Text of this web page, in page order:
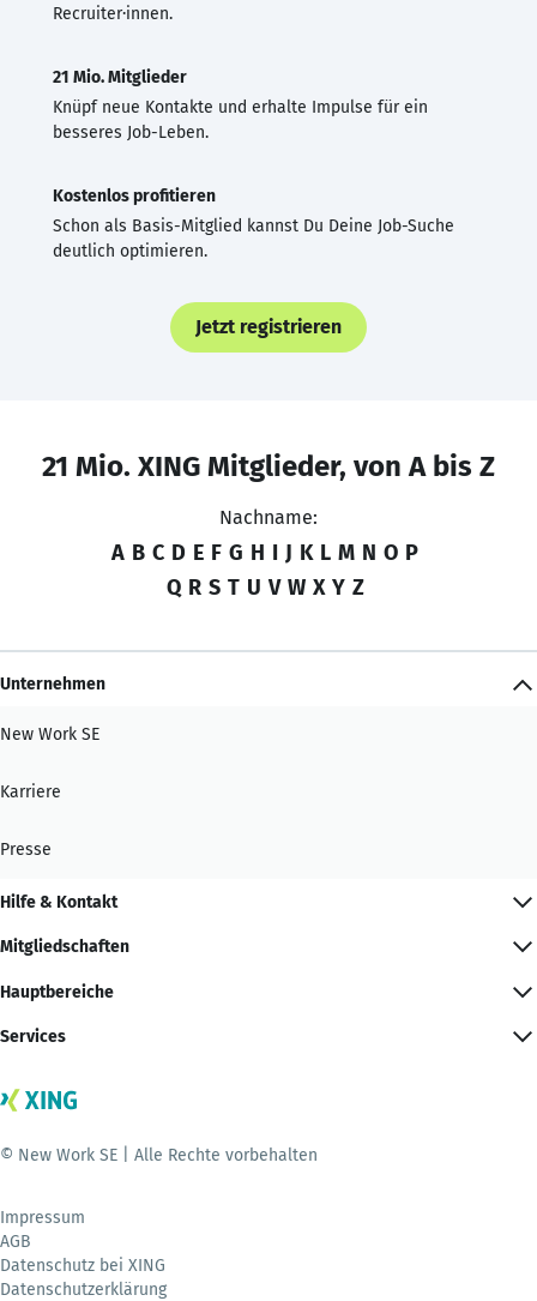
Recruiter·innen.
21 Mio. Mitglieder
Knüpf neue Kontakte und erhalte Impulse für ein
besseres Job-Leben.
Kostenlos profitieren
Schon als Basis-Mitglied kannst Du Deine Job-Suche
deutlich optimieren.
Jetzt registrieren
21 Mio. XING Mitglieder, von A bis Z
Nachname:
A B C D E F G H I J K L M N O P
Q R S T U V W X Y Z
Unternehmen
New Work SE
Karriere
Presse
Hilfe & Kontakt
Mitgliedschaften
Hauptbereiche
Services
© New Work SE | Alle Rechte vorbehalten
Impressum
AGB
Datenschutz bei XING
Datenschutzerklärung